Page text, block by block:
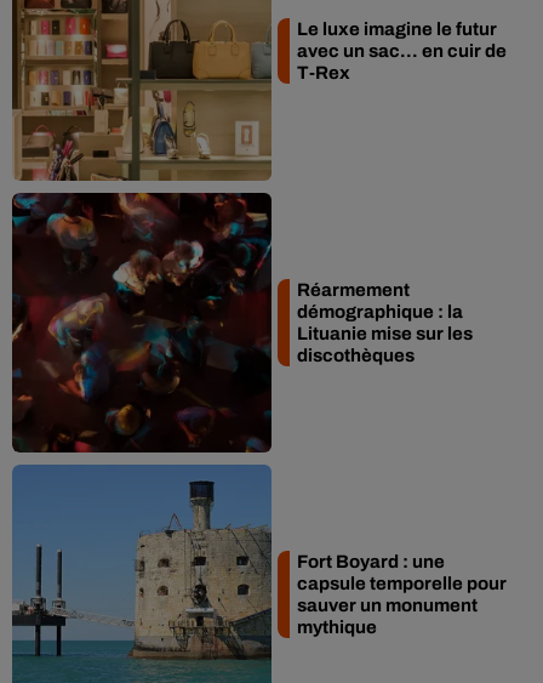
Le luxe imagine le futur
avec un sac… en cuir de
T-Rex
Réarmement
démographique : la
Lituanie mise sur les
discothèques
Fort Boyard : une
capsule temporelle pour
sauver un monument
mythique